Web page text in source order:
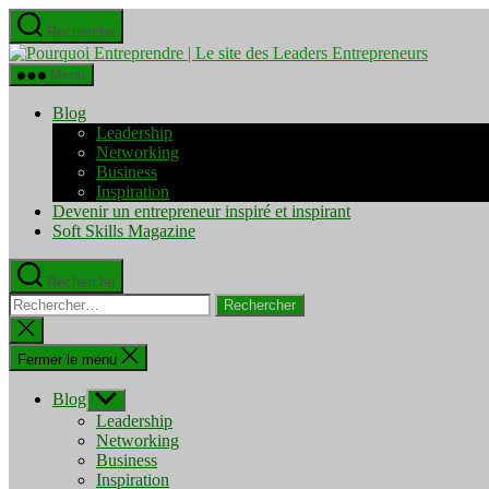
Aller
au
contenu
Recherche
Pourquoi
Menu
Blog
Leadership
Networking
Business
Inspiration
Devenir un entrepreneur inspiré et inspirant
Soft Skills Magazine
Recherche
Rechercher :
Fermer
la
recherche
Fermer le menu
Blog Afficher
le
sous-
menu
Leadership
Networking
Business
Inspiration